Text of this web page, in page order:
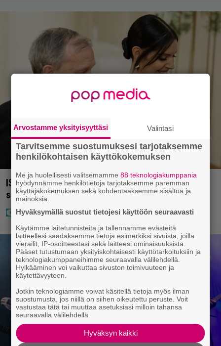
IS: Hjalliksen ja Jasminen häissä suomalainen
supertähti
Arvostamme yksityisyyttäsi Valintasi
Tarvitsemme suostumuksesi tarjotaksemme
henkilökohtaisen käyttökokemuksen
Me ja huolellisesti valitsemamme88 teknologiakumppania
hyödynnämme henkilötietoja tarjotaksemme paremman
käyttäjäkokemuksen sekä kohdentaaksemme sisältöä ja
mainoksia.
Hyväksymällä suostut tietojesi käyttöön seuraavasti
Käytämme laitetunnisteita ja tallennamme evästeitä
laitteellesi saadaksemme tietoja esimerkiksi sivuista, joilla
vierailit, IP-osoitteestasi sekä laitteesi ominaisuuksista.
Pääset tutustumaan yksityiskohtaisesti käyttötarkoituksiin ja
teknologiakumppaneihimme seuraavalla välilehdellä.
Hylkääminen voi vaikuttaa sivuston toimivuuteen ja
käytettävyyteen.
Jotkin teknologiamme voivat käsitellä tietoja myös ilman
suostumusta, jos niillä on siihen oikeutettu peruste. Voit
vastustaa tätä tai muuttaa asetuksiasi milloin tahansa
seuraavalla välilehdellä.
Hyväksyn kaikki